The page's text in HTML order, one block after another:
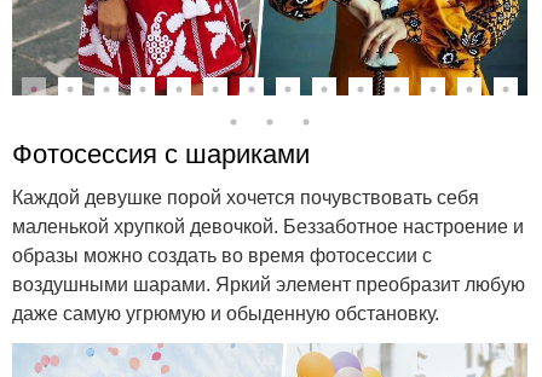
Фотосессия с шариками
Каждой девушке порой хочется почувствовать себя
маленькой хрупкой девочкой. Беззаботное настроение и
образы можно создать во время фотосессии с
воздушными шарами. Яркий элемент преобразит любую
даже самую угрюмую и обыденную обстановку.